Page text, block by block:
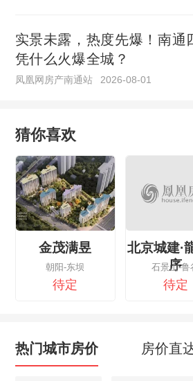
实景未露，热度先爆！南通
凭什么火爆全城？
凤凰网房产南通站 2026-08-01
猜你喜欢
金茂满昱
朝阳-东坝
待定
北京城建·
序
石景山-鲁
待定
热门城市房价 房价直